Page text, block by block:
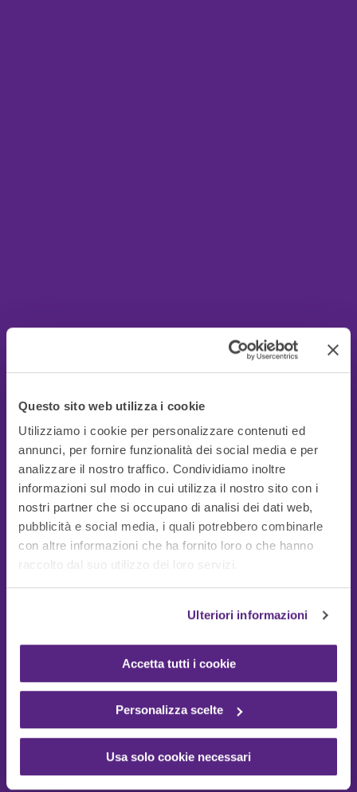
Questo sito web utilizza i cookie
Utilizziamo i cookie per personalizzare contenuti ed
annunci, per fornire funzionalità dei social media e per
analizzare il nostro traffico. Condividiamo inoltre
informazioni sul modo in cui utilizza il nostro sito con i
nostri partner che si occupano di analisi dei dati web,
pubblicità e social media, i quali potrebbero combinarle
con altre informazioni che ha fornito loro o che hanno
raccolto dal suo utilizzo dei loro servizi.
Ulteriori informazioni
Accetta tutti i cookie
Personalizza scelte
Usa solo cookie necessari
Guide Utili